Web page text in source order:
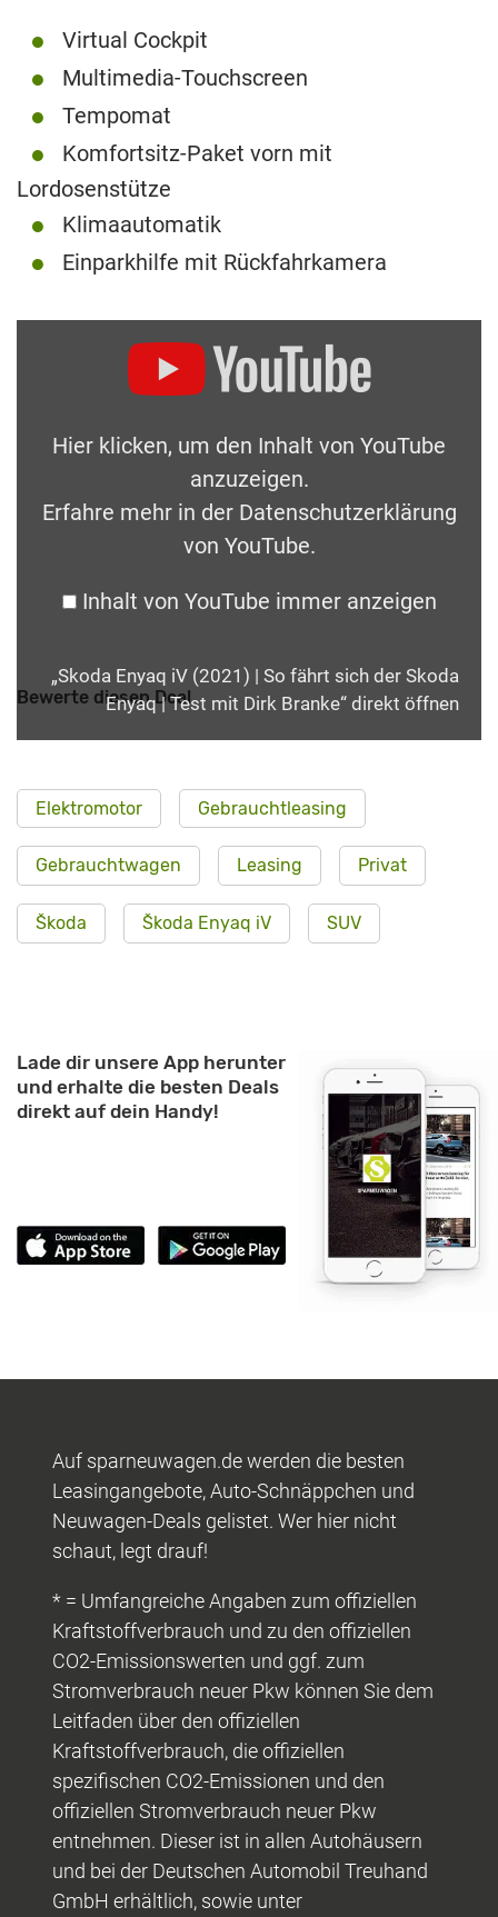
Virtual Cockpit
Multimedia-Touchscreen
Tempomat
Komfortsitz-Paket vorn mit
Lordosenstütze
Klimaautomatik
Einparkhilfe mit Rückfahrkamera
Hier klicken, um den Inhalt von YouTube
anzuzeigen.
Erfahre mehr in der Datenschutzerklärung
von YouTube.
Inhalt von YouTube immer anzeigen
„Skoda Enyaq iV (2021) | So fährt sich der Skoda
Enyaq | Test mit Dirk Branke“ direkt öffnen
Bewerte diesen Deal
Elektromotor Gebrauchtleasing
Gebrauchtwagen Leasing Privat
Škoda Škoda Enyaq iV SUV
Lade dir unsere App herunter
und erhalte die besten Deals
direkt auf dein Handy!
Auf sparneuwagen.de werden die besten
Leasingangebote, Auto-Schnäppchen und
Neuwagen-Deals gelistet. Wer hier nicht
schaut, legt drauf!
* = Umfangreiche Angaben zum offiziellen
Kraftstoffverbrauch und zu den offiziellen
CO2-Emissionswerten und ggf. zum
Stromverbrauch neuer Pkw können Sie dem
Leitfaden über den offiziellen
Kraftstoffverbrauch, die offiziellen
spezifischen CO2-Emissionen und den
offiziellen Stromverbrauch neuer Pkw
entnehmen. Dieser ist in allen Autohäusern
und bei der Deutschen Automobil Treuhand
GmbH erhältlich, sowie unter